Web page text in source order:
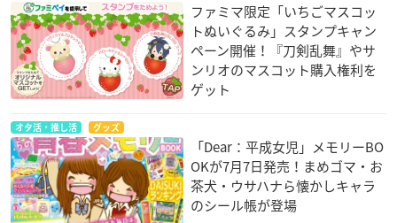
ファミマ限定「いちごマスコッ
トぬいぐるみ」スタンプキャン
ペーン開催！『刀剣乱舞』やサ
ンリオのマスコット購入権利を
ゲット
オタ活・推し活 グッズ
「Dear：平成女児」メモリーBO
OKが7月7日発売！まめゴマ・お
茶犬・ウサハナら懐かしキャラ
のシール帳が登場